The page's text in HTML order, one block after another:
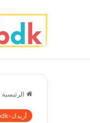
الرئيسية
أربدك-Arbdk